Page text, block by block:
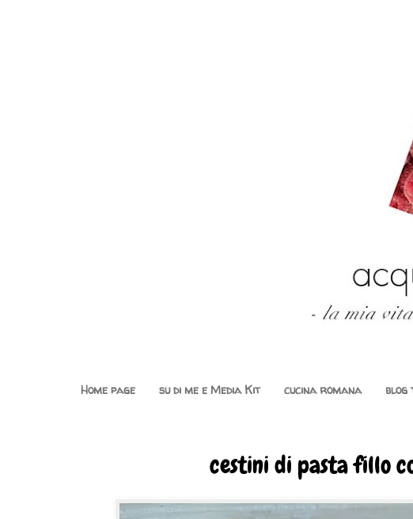
Home page su di me e Media Kit cucina romana blog
cestini di pasta fillo